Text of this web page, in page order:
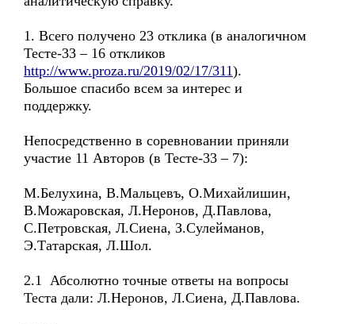
1. Всего получено 23 отклика (в аналогичном
Тесте-33 – 16 откликов
http://www.proza.ru/2019/02/17/311).
Большое спасибо всем за интерес и
поддержку.
Непосредственно в соревновании приняли
участие 11 Авторов (в Тесте-33 – 7):
М.Белухина, В.Мальцевъ, О.Михайлишин,
В.Можаровская, Л.Неронов, Д.Павлова,
С.Петровская, Л.Сиена, З.Сулейманов,
Э.Татарская, Л.Шол.
2.1 Абсолютно точные ответы на вопросы
Теста дали: Л.Неронов, Л.Сиена, Д.Павлова.